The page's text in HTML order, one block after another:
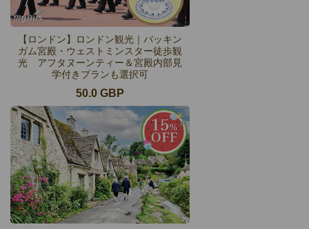
【ロンドン】ロンドン観光｜バッキン
ガム宮殿・ウェストミンスター徒歩観
光 アフタヌーンティー＆宮殿内部見
学付きプランも選択可
50.0 GBP